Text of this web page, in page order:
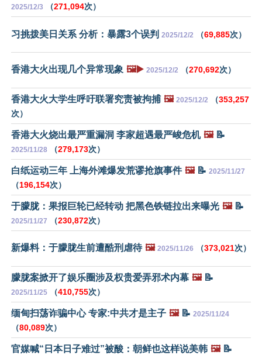
2025/12/3 （271,094次）
习挑拨美日关系 分析：暴露3个误判 2025/12/2 （69,885次）
香港大火出现几个异常现象 🖼️▶️ 2025/12/2 （270,692次）
香港大火大学生呼吁联署究责被拘捕 🖼️ 2025/12/2 （353,257
次）
香港大火烧出最严重漏洞 李家超遇最严峻危机 🖼️📝
2025/11/28 （279,173次）
白纸运动三年 上海外滩爆发荒谬抢旗事件 🖼️📝 2025/11/27
（196,154次）
于朦胧：果报巨轮已经转动 把黑色铁链拉出来曝光 🖼️📝
2025/11/27 （230,872次）
新爆料：于朦胧生前遭酷刑虐待 🖼️ 2025/11/26 （373,021次）
朦胧案掀开了娱乐圈涉及权贵爱弄邪术内幕 🖼️📝
2025/11/25 （410,755次）
缅甸扫荡诈骗中心 专家:中共才是主子 🖼️📝 2025/11/24
（80,089次）
官媒喊“日本日子难过”被酸：朝鲜也这样说美韩 🖼️📝